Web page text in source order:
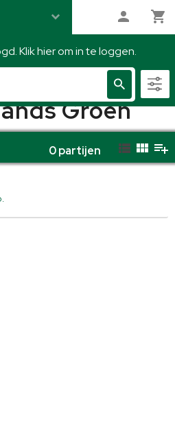
Klik hier om in te loggen.
Groen
0partijen